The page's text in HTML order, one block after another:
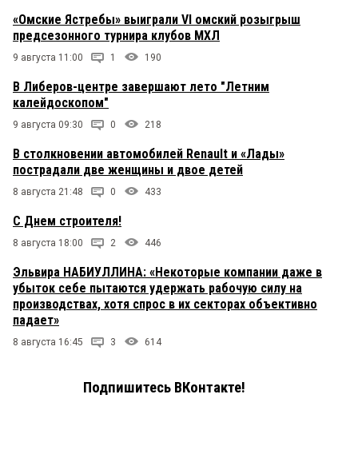
«Омские Ястребы» выиграли VI омский розыгрыш
предсезонного турнира клубов МХЛ
9 августа 11:00 1 190
В Либеров-центре завершают лето "Летним
калейдоскопом"
9 августа 09:30 0 218
В столкновении автомобилей Renault и «Лады»
пострадали две женщины и двое детей
8 августа 21:48 0 433
С Днем строителя!
8 августа 18:00 2 446
Эльвира НАБИУЛЛИНА: «Некоторые компании даже в
убыток себе пытаются удержать рабочую силу на
производствах, хотя спрос в их секторах объективно
падает»
8 августа 16:45 3 614
Подпишитесь ВКонтакте!